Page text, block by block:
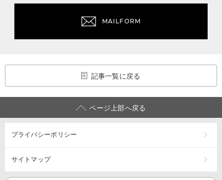
MAILFORM
記事一覧に戻る
ページ上部へ戻る
プライバシーポリシー
サイトマップ